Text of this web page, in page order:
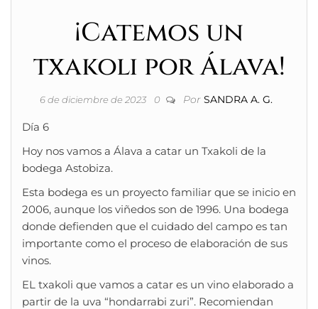
¡Catemos un
txakoli por Álava!
6 de diciembre de 2023 0 Por SANDRA A. G.
Día 6
Hoy nos vamos a Álava a catar un Txakoli de la
bodega Astobiza.
Esta bodega es un proyecto familiar que se inicio en
2006, aunque los viñedos son de 1996. Una bodega
donde defienden que el cuidado del campo es tan
importante como el proceso de elaboración de sus
vinos.
EL txakoli que vamos a catar es un vino elaborado a
partir de la uva “hondarrabi zuri”. Recomiendan